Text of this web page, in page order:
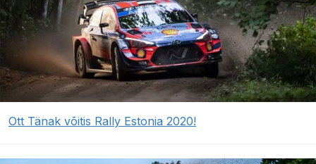
Ott Tänak võitis Rally Estonia 2020!